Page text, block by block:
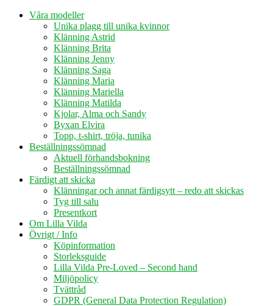
Våra modeller
Unika plagg till unika kvinnor
Klänning Astrid
Klänning Brita
Klänning Jenny
Klänning Saga
Klänning Maria
Klänning Mariella
Klänning Matilda
Kjolar, Alma och Sandy
Byxan Elvira
Topp, t-shirt, tröja, tunika
Beställningssömnad
Aktuell förhandsbokning
Beställningssömnad
Färdigt att skicka
Klänningar och annat färdigsytt – redo att skickas
Tyg till salu
Presentkort
Om Lilla Vilda
Övrigt / Info
Köpinformation
Storleksguide
Lilla Vilda Pre-Loved – Second hand
Miljöpolicy
Tvättråd
GDPR (General Data Protection Regulation)